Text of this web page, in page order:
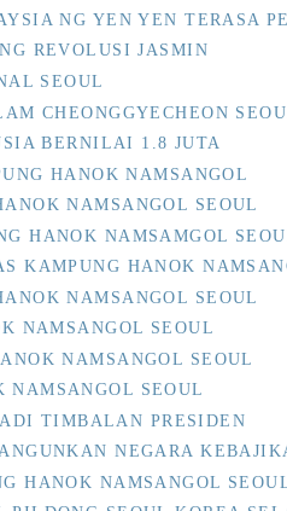
NG YEN YEN TERASA
REVOLUSI JASMIN
SEOUL
CHEONGGYECHEON
BERNILAI 1.8 JUTA
HANOK NAMSANGOL
NAMSANGOL SEOUL
HANOK NAMSAMGOL
KAMPUNG HANOK
NAMSANGOL SEOUL
NAMSANGOL SEOUL
NAMSANGOL SEOUL
NAMSANGOL SEOUL
TIMBALAN PRESIDEN
NEGARA
HANOK NAMSANGOL